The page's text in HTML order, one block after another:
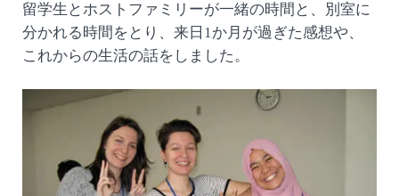
留学生とホストファミリーが一緒の時間と、別室に
分かれる時間をとり、来日1か月が過ぎた感想や、
これからの生活の話をしました。